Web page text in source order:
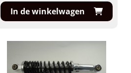
In de winkelwagen